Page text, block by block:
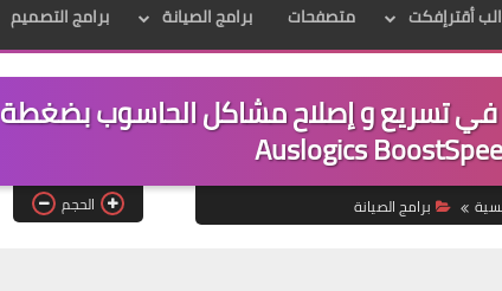
أقترإفكت متصفحات برامج الصيانة برامج التصميم
في تسريع و إصلاح مشاكل الحاسوب بضغطة
برامج الصيانة الحجم